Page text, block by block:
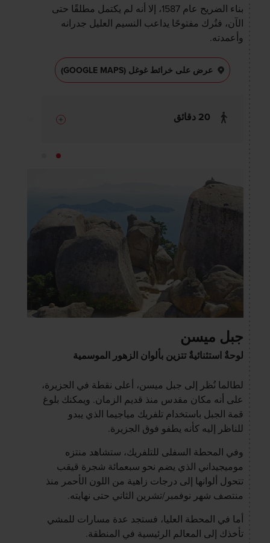
بناء الضريح عام 1587، إلا أنه لم يكتمل مطلقًا حتى
الآن، فتُرك مفتوحًا يداعب النسيم العليل جدرانه
وأعمدته.
عرض على خرائط غوغل (GOOGLE MAPS)
20 دقائق
جبل ميسن
لوحةٌ استثنائيةٌ تتزين بألوان الزهور الموسمية
لطالما نُظر إلى جبل ميسن، أعلى نقطة في الجزيرة،
على أنه مكان مقدس منذ قديم الزمان. ويمكنك بلوغ
قمة الجبل باستخدام تلفريك مياجيما الذي يبدو
للناظر إليه كأنه يطفو فوق الجزيرة.
وفي المحطة السفلى للتلفريك، ستشاهد منتزه
موميجيداني الذي يضم نحو سبعمائة شجرة قيقب
تتحول ألوانها إلى درجات زاهية من اللون الأحمر منذ
منتصف شهر نوفمبر/تشرين الثاني حتى نهايته.
أما في المحطة العليا، فستجد عدة مسارات للمشي
تأخذك إلى المعالم الرئيسية في المنطقة.